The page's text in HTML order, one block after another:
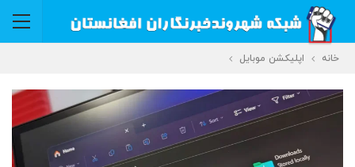
خانه اپلیکشن موبایل